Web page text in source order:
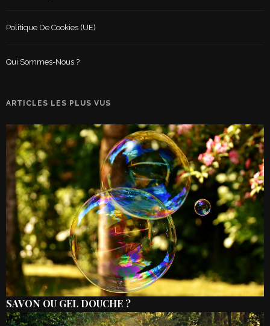
Politique De Cookies (UE)
Qui Sommes-Nous ?
ARTICLES LES PLUS VUS
SAVON OU GEL DOUCHE ?